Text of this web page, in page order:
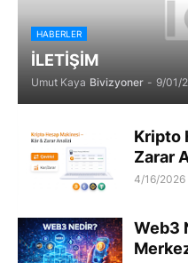
HABERLER
İLETİŞİM
Umut Kaya Bivizyoner - 9/01/
Kripto
Zarar
4/16/2026
Web3